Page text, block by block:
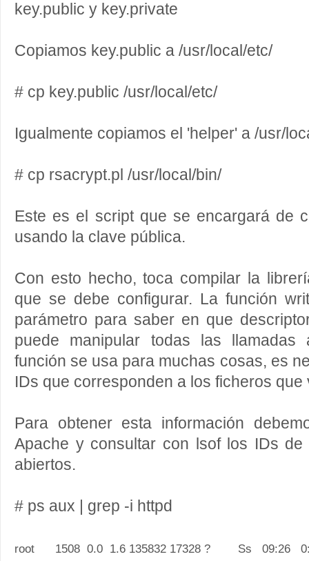
key.public y key.private
Copiamos key.public a /usr/local/etc/
# cp key.public /usr/local/etc/
Igualmente copiamos el 'helper' a /usr/
# cp rsacrypt.pl /usr/local/bin/
Este es el script que se encargará de
usando la clave pública.
Con esto hecho, toca compilar la
que se debe configurar. La función
parámetro para saber en que
puede manipular todas las
función se usa para muchas cosas, es
IDs que corresponden a los ficheros que
Para obtener esta información
Apache y consultar con lsof los IDs
abiertos.
# ps aux | grep -i httpd
root 1508 0.0 1.6 135832 17328 ? Ss 09:26